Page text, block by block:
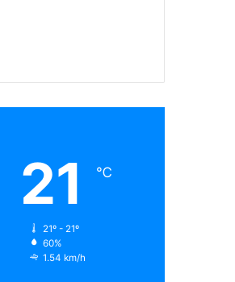
21 ℃
21º - 21º
60%
1.54 km/h